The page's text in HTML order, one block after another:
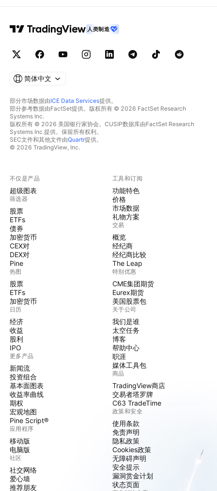
人类制造
简体中文
部分市场数据由ICE Data Services提供。
部分参考数据由FactSet提供。版权所有 © 2026 FactSet Research
Systems Inc.
版权所有 © 2026 美国银行家协会。CUSIP数据库由FactSet Research
Systems Inc.提供。保留所有权利。
SEC文件和其他文件由Quartr提供。
© 2026 TradingView, Inc.
不仅是产品
超级图表
筛选器
股票
ETFs
债券
加密货币
CEX对
DEX对
Pine
热图
股票
ETFs
加密货币
日历
经济
收益
股利
IPO
更多产品
新闻流
投资组合
基本面图表
收益率曲线
期权
宏观地图
Pine Script®
应用程序
移动版
电脑版
社区
社交网络
爱心墙
推荐朋友
工具和订阅
功能特色
价格
市场数据
礼物方案
交易
概览
经纪商
经纪商比较
The Leap
特别优惠
CME集团期货
Eurex期货
美国股票包
关于公司
我们是谁
太空任务
博客
帮助中心
职涯
媒体工具包
商品
TradingView商店
交易者塔罗牌
C63 TradeTime
政策和安全
使用条款
免责声明
隐私政策
Cookies政策
无障碍声明
安全提示
漏洞赏金计划
状态页面